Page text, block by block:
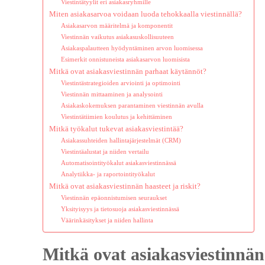
Viestintätyylit eri asiakasryhmille
Miten asiakasarvoa voidaan luoda tehokkaalla viestinnällä?
Asiakasarvon määritelmä ja komponentit
Viestinnän vaikutus asiakasuskollisuuteen
Asiakaspalautteen hyödyntäminen arvon luomisessa
Esimerkit onnistuneista asiakasarvon luomisista
Mitkä ovat asiakasviestinnän parhaat käytännöt?
Viestintästrategioiden arviointi ja optimointi
Viestinnän mittaaminen ja analysointi
Asiakaskokemuksen parantaminen viestinnän avulla
Viestintätiimien koulutus ja kehittäminen
Mitkä työkalut tukevat asiakasviestintää?
Asiakassuhteiden hallintajärjestelmät (CRM)
Viestintäalustat ja niiden vertailu
Automatisointityökalut asiakasviestinnässä
Analytiikka- ja raportointityökalut
Mitkä ovat asiakasviestinnän haasteet ja riskit?
Viestinnän epäonnistumisen seuraukset
Yksityisyys ja tietosuoja asiakasviestinnässä
Väärinkäsitykset ja niiden hallinta
Mitkä ovat